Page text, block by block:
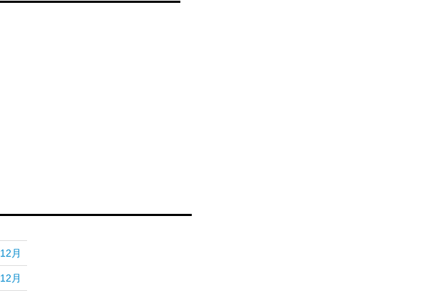
12月
12月